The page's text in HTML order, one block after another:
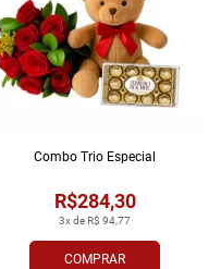
COMPRAR
3x de R$ 94,77
R$284,30
Combo Trio Especial